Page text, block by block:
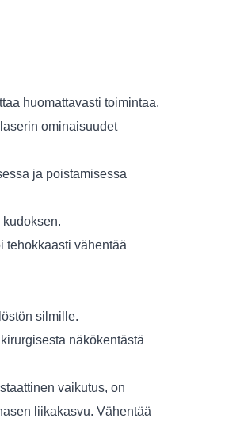
huomattavasti toimintaa.
ominaisuudet
ja poistamisessa
tehokkaasti vähentää
silmille.
näkökentästä
vaikutus, on
liikakasvu. Vähentää